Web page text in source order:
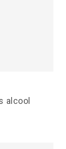
alcool